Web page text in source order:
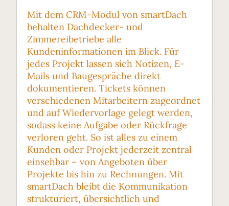
Mit dem CRM-Modul von smartDach
behalten Dachdecker- und
Zimmereibetriebe alle
Kundeninformationen im Blick. Für
jedes Projekt lassen sich Notizen, E-
Mails und Baugespräche direkt
dokumentieren. Tickets können
verschiedenen Mitarbeitern zugeordnet
und auf Wiedervorlage gelegt werden,
sodass keine Aufgabe oder Rückfrage
verloren geht. So ist alles zu einem
Kunden oder Projekt jederzeit zentral
einsehbar – von Angeboten über
Projekte bis hin zu Rechnungen. Mit
smartDach bleibt die Kommunikation
strukturiert, übersichtlich und